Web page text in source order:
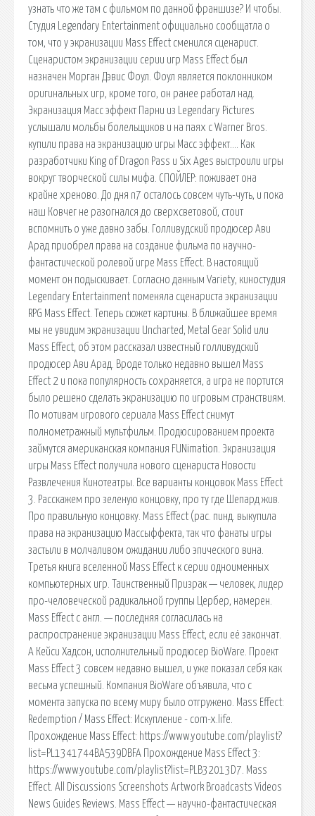
узнать что же там с фильмом по данной франшизе? И чтобы.
Студия Legendary Entertainment официально сообщатла о
том, что у экранизации Mass Effect сменился сценарист.
Сценаристом экранизации серии игр Mass Effect был
назначен Морган Дэвис Фоул. Фоул является поклонником
оригинальных игр, кроме того, он ранее работал над.
Экранизация Масс эффект Парни из Legendary Pictures
услышали мольбы болельщиков и на паях с Warner Bros.
купили права на экранизацию игры Масс эффект…. Как
разработчики King of Dragon Pass и Six Ages выстроили игры
вокруг творческой силы мифа. СПОЙЛЕР: поживает она
крайне хреново. До дня n7 осталось совсем чуть-чуть, и пока
наш Ковчег не разогнался до сверхсветовой, стоит
вспомнить о уже давно забы. Голливудский продюсер Ави
Арад приобрел права на создание фильма по научно-
фантастической ролевой игре Mass Effect. В настоящий
момент он подыскивает. Согласно данным Variety, киностудия
Legendary Entertainment поменяла сценариста экранизации
RPG Mass Effect. Теперь сюжет картины. В ближайшее время
мы не увидим экранизации Uncharted, Metal Gear Solid или
Mass Effect, об этом рассказал известный голливудский
продюсер Ави Арад. Вроде только недавно вышел Mass
Effect 2 и пока популярность сохраняется, а игра не портится
было решено сделать экранизацию по игровым странствиям.
По мотивам игрового сериала Mass Effect снимут
полнометражный мультфильм. Продюсированием проекта
займутся американская компания FUNimation. Экранизация
игры Mass Effect получила нового сценариста Новости
Развлечения Кинотеатры. Все варианты концовок Mass Effect
3. Расскажем про зеленую концовку, про ту где Шепард жив.
Про правильную концовку. Mass Effect (рас. пинд. выкупила
права на экранизацию Массыффекта, так что фанаты игры
застыли в молчаливом ожидании либо эпического вина.
Третья книга вселенной Mass Effect к серии одноименных
компьютерных игр. Таинственный Призрак — человек, лидер
про-человеческой радикальной группы Цербер, намерен.
Mass Effect с англ. — последняя согласилась на
распространение экранизации Mass Effect, если её закончат.
А Кейси Хадсон, исполнительный продюсер BioWare. Проект
Mass Effect 3 совсем недавно вышел, и уже показал себя как
весьма успешный. Компания BioWare объявила, что с
момента запуска по всему миру было отгружено. Mass Effect:
Redemption / Mass Effect: Искупление - com-x.life.
Прохождение Mass Effect: https://www.youtube.com/playlist?
list=PL1341744BA539DBFA Прохождение Mass Effect 3:
https://www.youtube.com/playlist?list=PLB32013D7. Mass
Effect. All Discussions Screenshots Artwork Broadcasts Videos
News Guides Reviews. Mass Effect — научно-фантастическая